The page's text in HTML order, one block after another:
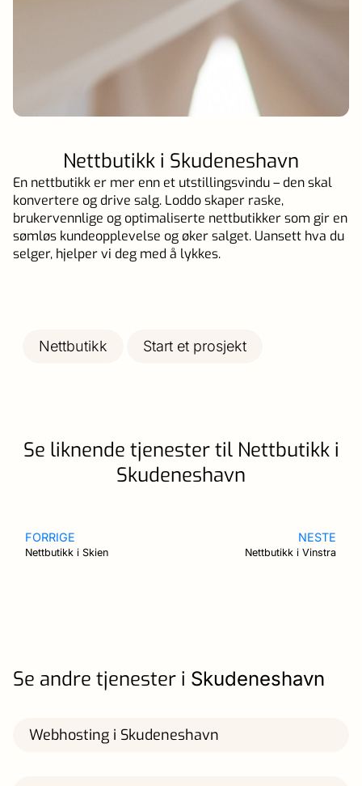
Nettbutikk i Skudeneshavn
En nettbutikk er mer enn et utstillingsvindu – den skal
konvertere og drive salg. Loddo skaper raske,
brukervennlige og optimaliserte nettbutikker som gir en
sømløs kundeopplevelse og øker salget. Uansett hva du
selger, hjelper vi deg med å lykkes.
Nettbutikk Start et prosjekt
Se liknende tjenester til Nettbutikk i
Skudeneshavn
FORRIGE
Nettbutikk i Skien
NESTE
Nettbutikk i Vinstra
Se andre tjenester i Skudeneshavn
Webhosting i Skudeneshavn